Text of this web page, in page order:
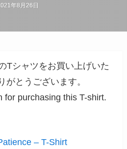
年8月26日
Tシャツをお買い上げいた
がとうございます。
for purchasing this T-shirt.
– T-Shirt